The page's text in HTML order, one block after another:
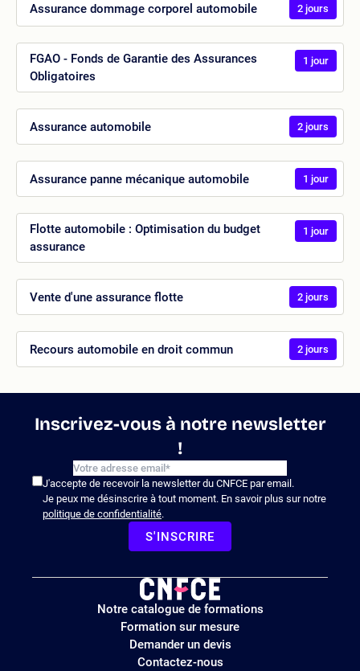
Assurance dommage corporel automobile 2 jours
FGAO - Fonds de Garantie des Assurances
Obligatoires
1 jour
Assurance automobile 2 jours
Assurance panne mécanique automobile 1 jour
Flotte automobile : Optimisation du budget
assurance
1 jour
Vente d'une assurance flotte 2 jours
Recours automobile en droit commun 2 jours
Inscrivez-vous à notre newsletter
!
J'accepte de recevoir la newsletter du CNFCE par email.
Je peux me désinscrire à tout moment. En savoir plus sur notre
politique de confidentialité.
S'INSCRIRE
Logo
site
Notre catalogue de formations
Formation sur mesure
Demander un devis
Contactez-nous